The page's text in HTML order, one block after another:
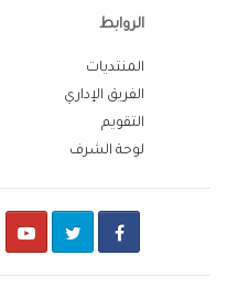
الروابط
المنتديات
الفريق الإداري
التقويم
لوحة الشرف
Facebook
Twitter